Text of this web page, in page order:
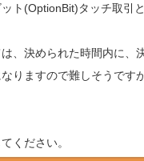
ト(OptionBit)タッチ取引と
、決められた時間内に、
りますので難しそうです
ください。